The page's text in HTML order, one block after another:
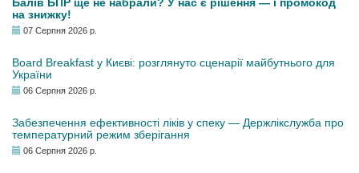
на знижку!
07 Серпня 2026 р.
Board Breakfast у Києві: розглянуто сценарії майбутнього для
України
06 Серпня 2026 р.
Забезпечення ефективності ліків у спеку — Держлікслужба про
температурний режим зберігання
06 Серпня 2026 р.